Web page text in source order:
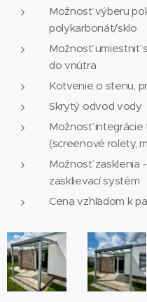
Možnosť výberu
polykarbonát/sklo
Možnosť umiestniť
do vnútra
Kotvenie o stenu,
Skrytý odvod vody
Možnosť integrácie
(screenové rolety,
Možnosť zasklenia
zasklievací systém
Cena vzhľadom k